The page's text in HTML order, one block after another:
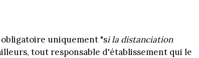
uniquement "si la distanciation
tout responsable d'établissement qui le